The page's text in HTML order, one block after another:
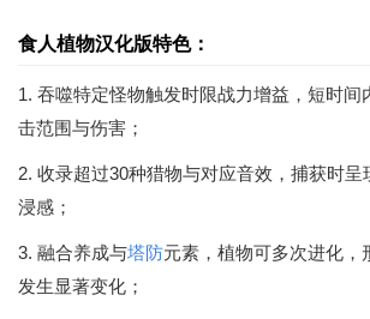
食人植物汉化版特色：
1. 吞噬特定怪物触发时限战力增益，短时间
击范围与伤害；
2. 收录超过30种猎物与对应音效，捕获时
浸感；
3. 融合养成与塔防元素，植物可多次进化，
发生显著变化；